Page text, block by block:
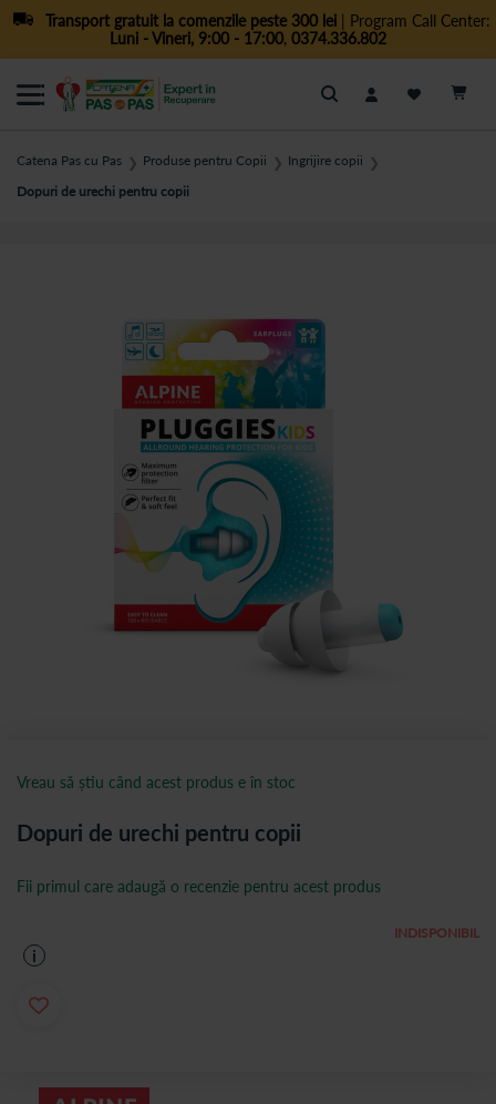
Transport gratuit la comenzile peste 300 lei| Program Call Center:
Luni - Vineri, 9:00 - 17:00, 0374.336.802
Cautare
Catena Pas cu Pas ❯ Produse pentru Copii ❯ Ingrijire copii ❯
Dopuri de urechi pentru copii
Dopuri de urechi pentru copii
INDISPONIBIL
Fii primul care adaugă o recenzie pentru acest produs
i
Vreau să știu când acest produs e în stoc